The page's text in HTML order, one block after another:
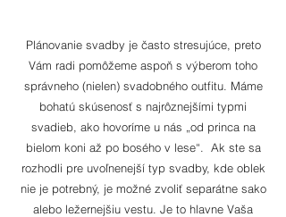
Plánovanie svadby je často stresujúce, preto
Vám radi pomôžeme aspoň s výberom toho
správneho (nielen) svadobného outfitu. Máme
bohatú skúsenosť s najrôznejšími typmi
svadieb, ako hovoríme u nás „od princa na
bielom koni až po bosého v lese“. Ak ste sa
rozhodli pre uvoľnenejší typ svadby, kde oblek
nie je potrebný, je možné zvoliť separátne sako
alebo ležernejšiu vestu. Je to hlavne Vaša